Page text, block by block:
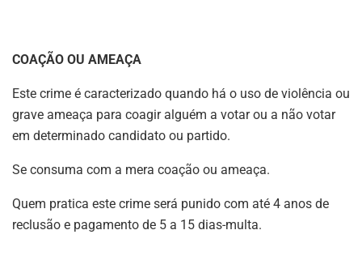
COAÇÃO OU AMEAÇA
Este crime é caracterizado quando há o uso de violência ou
grave ameaça para coagir alguém a votar ou a não votar
em determinado candidato ou partido.
Se consuma com a mera coação ou ameaça.
Quem pratica este crime será punido com até 4 anos de
reclusão e pagamento de 5 a 15 dias-multa.